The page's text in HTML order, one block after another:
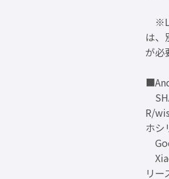
は、
が必
R/
ホシ
リー